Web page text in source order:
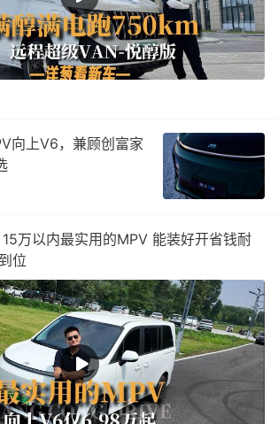
向上V6，兼顾创富家
15万以内最实用的MPV 能装好开省钱耐
位